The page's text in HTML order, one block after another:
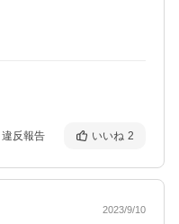
違反報告 いいね 2
2023/9/10